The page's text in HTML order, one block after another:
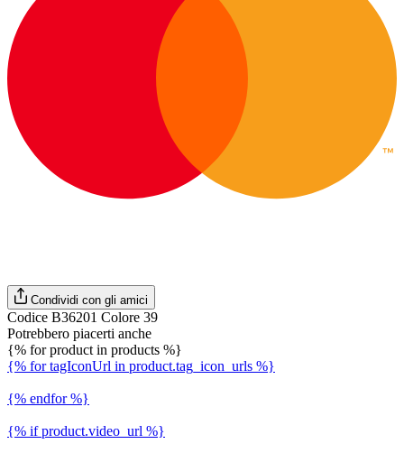
Condividi con gli amici
Codice B36201 Colore 39
Potrebbero piacerti anche
{% for product in products %}
{% for tagIconUrl in product.tag_icon_urls %}
{% endfor %}
{% if product.video_url %}